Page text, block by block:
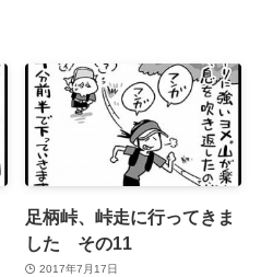
足柄峠、峠走に行ってきま
した その11
2017年7月17日